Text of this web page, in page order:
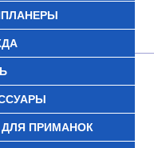
ПРИМАНОК